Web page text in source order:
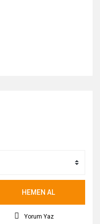
HEMEN AL
Yorum Yaz